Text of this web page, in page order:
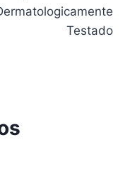
Testado